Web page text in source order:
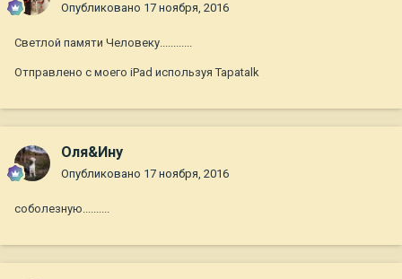
Опубликовано 17 ноября, 2016
Светлой памяти Человеку............
Отправлено с моего iPad используя Tapatalk
Оля&Ину
Опубликовано 17 ноября, 2016
соболезную..........